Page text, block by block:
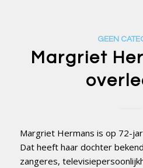
GEEN
Margriet
Margriet Hermans is op 72-
Dat heeft haar dochter
zangeres,